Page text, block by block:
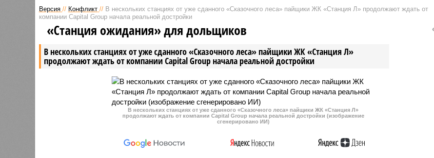
мира» из-за приема
«преступников из стран третьего
мира». Сам он проводит в стране
политику.
поддержали главу Украины
февральской перепалки в
кадровой службы правительства
действие было выполнено в
направленного на сокращение
численности федеральных
Версия // Конфликт // В нескольких станциях от уже сданного «Сказочного леса» пайщики ЖК «Станция Л» продолжают ждать от
компании Capital Group начала реальной достройки
В нескольких станциях от уже сданного «Сказочного леса» пайщики ЖК «Станция Л»
продолжают ждать от компании Capital Group начала реальной достройки
«Станция ожидания» для дольщиков
В нескольких станциях от уже сданного «Сказочного леса» пайщики ЖК «Станция Л»
продолжают ждать от компании Capital Group начала реальной достройки (изображение
сгенерировано ИИ)